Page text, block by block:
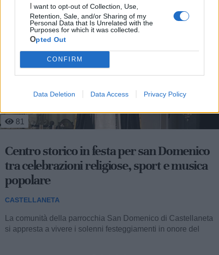
Retention, Sale, and/or Sharing of my
Personal Data that Is Unrelated with the
Purposes for which it was collected.
Opted Out
CONFIRM
Data Deletion Data Access Privacy Policy
Le ultime notizie di Castellaneta
1 76
Giovani, riflessioni e 'Tempi Nuovi': la
prima di Orizzonte illumina Castellaneta
CASTELLANETA
Un’atmosfera rilassante in uno scenario unico come quello
della chiesetta dell’Assunta, tutta l’energia delle nuove
volenterose generazioni...